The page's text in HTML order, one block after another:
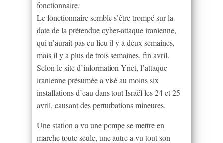
fonctionnaire.
Le fonctionnaire semble s’être trompé sur la
date de la prétendue cyber-attaque iranienne,
qui n’aurait pas eu lieu il y a deux semaines,
mais il y a plus de trois semaines, fin avril.
Selon le site d’information Ynet, l’attaque
iranienne présumée a visé au moins six
installations d’eau dans tout Israël les 24 et 25
avril, causant des perturbations mineures.
Une station a vu une pompe se mettre en
marche toute seule, une autre a vu tout son